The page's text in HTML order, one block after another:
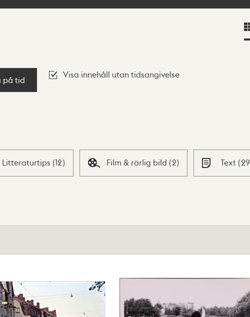
på tid
Visa innehåll utan tidsangivelse
Litteraturtips (12) Film & rörlig bild (2) Text (29